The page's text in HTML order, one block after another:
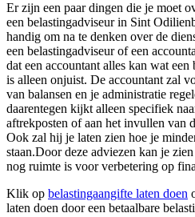
Er zijn een paar dingen die je moet
een belastingadviseur in Sint
handig om na te denken over de
een belastingadviseur of een
dat een accountant alles kan wat
is alleen onjuist. De accountant zal
van balansen en je administratie
daarentegen kijkt alleen specifiek
aftrekposten of aan het invullen van
Ook zal hij je laten zien hoe je
staan.Door deze adviezen kan je
nog ruimte is voor verbetering op
Klik op belastingaangifte laten doen
laten doen door een betaalbare